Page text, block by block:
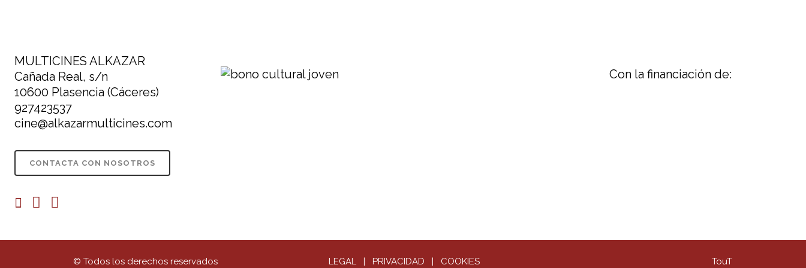
MULTICINES ALKAZAR
Cañada Real, s/n
10600 Plasencia (Cáceres)
927423537
cine@alkazarmulticines.com
CONTACTA CON NOSOTROS
Con la financiación de:
© Todos los derechos reservados LEGAL |PRIVACIDAD | COOKIES TouT